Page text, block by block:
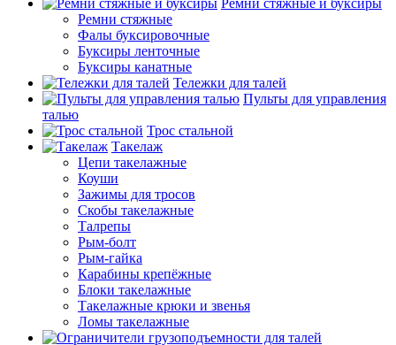
Ремни стяжные и буксиры
Ремни стяжные
Фалы буксировочные
Буксиры ленточные
Буксиры канатные
Тележки для талей
Пульты для управления
талью
Трос стальной
Такелаж
Цепи такелажные
Коуши
Зажимы для тросов
Скобы такелажные
Талрепы
Рым-болт
Рым-гайка
Карабины крепёжные
Блоки такелажные
Такелажные крюки и звенья
Ломы такелажные